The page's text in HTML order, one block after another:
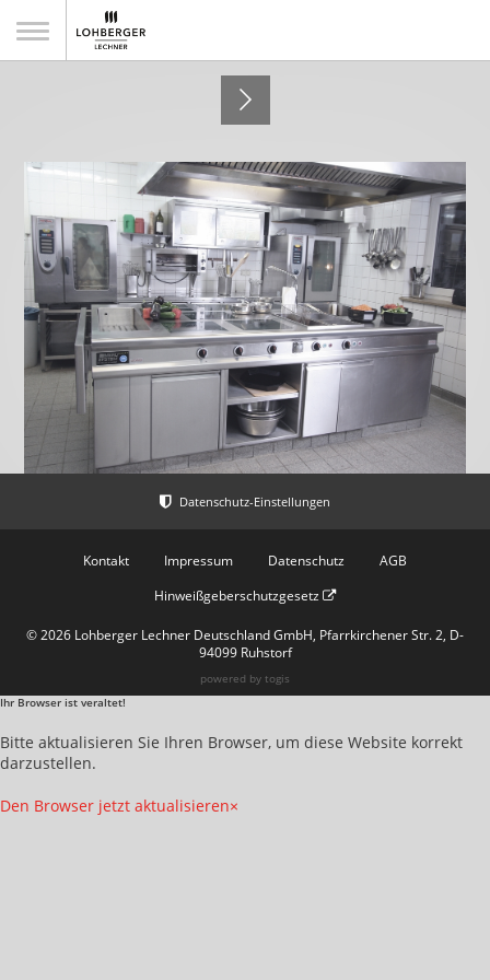
Hotelresort Reutmühle
Kontakt Impressum Datenschutz
AGB
Hinweißgeberschutzgesetz
© 2026 Lohberger Lechner Deutschland GmbH, Pfarrkirchener Str. 2, D-
94099 Ruhstorf
powered by togis
Ihr Browser ist veraltet!
Bitte aktualisieren Sie Ihren Browser, um diese Website korrekt
darzustellen.
Den Browser jetzt aktualisieren×